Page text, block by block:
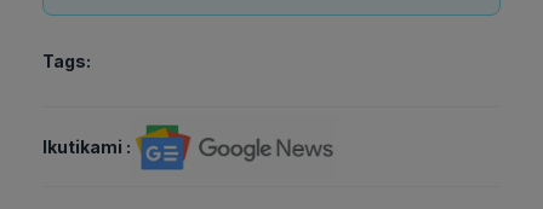
Tags:
Ikutikami :